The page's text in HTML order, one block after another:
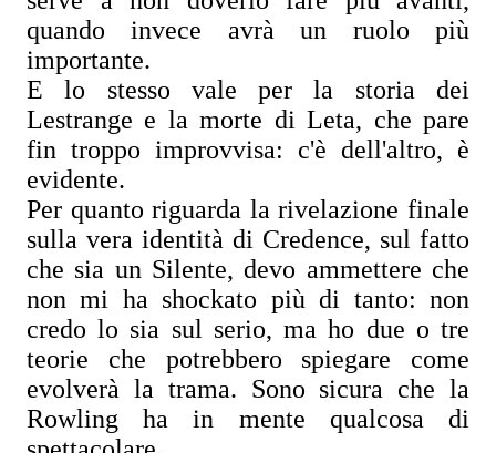
quando invece avrà un ruolo più
importante.
E lo stesso vale per la storia dei
Lestrange e la morte di Leta, che pare
fin troppo improvvisa: c'è dell'altro, è
evidente.
Per quanto riguarda la rivelazione finale
sulla vera identità di Credence, sul fatto
che sia un Silente, devo ammettere che
non mi ha shockato più di tanto: non
credo lo sia sul serio, ma ho due o tre
teorie che potrebbero spiegare come
evolverà la trama. Sono sicura che la
Rowling ha in mente qualcosa di